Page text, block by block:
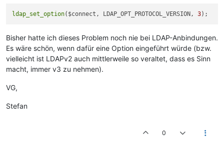
ldap_set_option($connect, LDAP_OPT_PROTOCOL_VERSION, 3
Bisher hatte ich dieses Problem noch nie bei LDAP-Anbindungen.
Es wäre schön, wenn dafür eine Option eingeführt würde (bzw.
vielleicht ist LDAPv2 auch mittlerweile so veraltet, dass es Sinn
macht, immer v3 zu nehmen).
VG,
Stefan
0